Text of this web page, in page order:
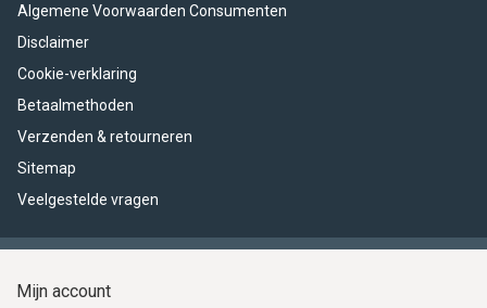
Algemene Voorwaarden Consumenten
Disclaimer
Cookie-verklaring
Betaalmethoden
Verzenden & retourneren
Sitemap
Veelgestelde vragen
Mijn account